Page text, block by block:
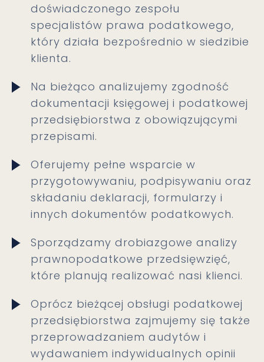
doświadczonego zespołu
specjalistów prawa podatkowego,
który działa bezpośrednio w siedzibie
klienta.
Na bieżąco analizujemy zgodność
dokumentacji księgowej i podatkowej
przedsiębiorstwa z obowiązującymi
przepisami.
Oferujemy pełne wsparcie w
przygotowywaniu, podpisywaniu oraz
składaniu deklaracji, formularzy i
innych dokumentów podatkowych.
Sporządzamy drobiazgowe analizy
prawnopodatkowe przedsięwzięć,
które planują realizować nasi klienci.
Oprócz bieżącej obsługi podatkowej
przedsiębiorstwa zajmujemy się także
przeprowadzaniem audytów i
wydawaniem indywidualnych opinii